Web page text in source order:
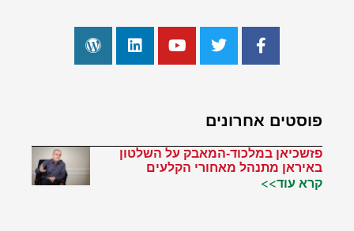
פוסטים אחרונים
פזשכיאן במלכוד-המאבק על השלטון
באיראן מתנהל מאחורי הקלעים
קרא עוד>>